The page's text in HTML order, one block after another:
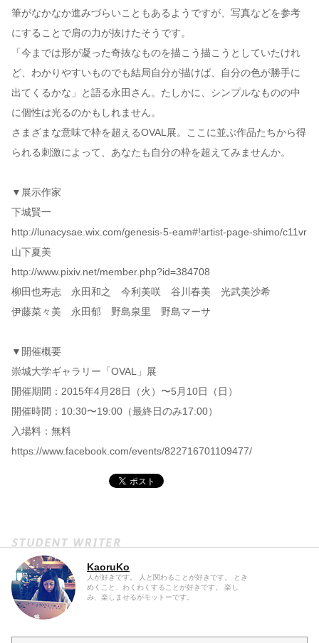
筆がなかなか進みづらいこともあるようですが、写真などを参考
にすることで肩の力が抜けたそうです。
「今までは形が凝った奇抜なものを描こう描こうとしていたけれ
ど、わかりやすいものでも結局自分が描けば、自分の色が勝手に
出てくるかな」と語る永田さん。たしかに、シンプルなものの中
に個性は光るのかもしれません。
さまざまな意味で枠を超えるOVAL展。ここに並ぶ作品たちから得
られる刺激によって、あなたも自分の枠を超えてみませんか。
▼展示作家
下城賢一
http://lunacysae.wix.com/genesis-5-eam#!artist-page-shimo/c11vr
山下夏美
http://www.pixiv.net/member.php?id=384708
柳田也寿志 永田和之 今利美咲 谷川春美 光武美沙希
伊藤菜々美 永田郁 野島泉里 野島マーサ
▼開催概要
崇城大学ギャラリー「OVAL」展
開催期間：2015年4月28日（火）〜5月10日（日）
開催時間：10:30〜19:00（最終日のみ17:00）
入場料：無料
https://www.facebook.com/events/822716701109477/
KaoruKo
人が好きです。 人と関わることが好きです。 とき
めくこと、わくわくすることが好きです。 楽し
み、楽しませるがモットーです。